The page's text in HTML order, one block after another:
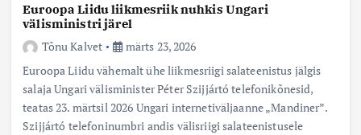
Euroopa Liidu liikmesriik nuhkis Ungari
välisministri järel
Tõnu Kalvet
märts 23, 2026
Euroopa Liidu vähemalt ühe liikmesriigi salateenistus jälgis
salaja Ungari välisminister Péter Szijjártó telefonikõnesid,
teatas 23. märtsil 2026 Ungari internetiväljaanne „Mandiner”.
Szijjártó telefoninumbri andis välisriigi salateenistusele